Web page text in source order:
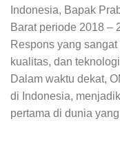
Indonesia, Bapak
Barat periode 2018 –
Respons yang
kualitas, dan
Dalam waktu dekat,
di Indonesia,
pertama di dunia